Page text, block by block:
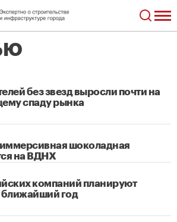
без звезд выросли почти на
спаду рынка
иммерсивная шоколадная
на ВДНХ
компаний планируют
ближайший год